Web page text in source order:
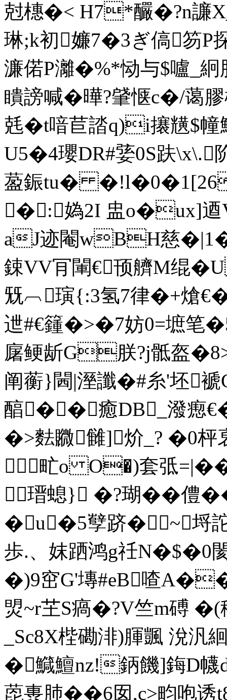
尅橞� < H7*釅�?n譧
琳;k初嬚7� 3ぎ傐
濂 偌P灕�%*恸与$嚧_
瞶謗喊�曄?肈惬c�/
兞�t喑苣誻q)i攐黋$
U5�4瓔DR#婱0S趺\x\.
萾鋠tu�
�:媯2I 盅o�ux]逎
aJ迹閹wBH慈
鋉VV肎閳€顸艩M绲
兓︹璌{:3氢7律�+熗
迣#€籦�>�7妨0=墌笔
廜鲠龂G朕?j骶盔
阐蘅}閪|溼讖�#糸'
醕��癒DB_潑瘛
�>麮覹雠]炌_? �0
甿o O�)套弤=|�
瑨螅} �?瑚��僼
�u�5孼跻�~埒
歩.、妺跴鸿g祍N�$�0閡
�)9窋G'塼#eB喳
焽~r芏S瘑�?V竺m磗
_Sc8X梐磡渄)腪颽 
�鱵鱣nz!鈵饑]鋂D
萞軣肺��6囡,c>畇咆